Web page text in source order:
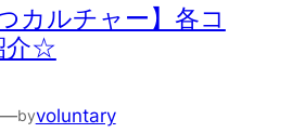
カルチャー】各コ
介☆
—byvoluntary